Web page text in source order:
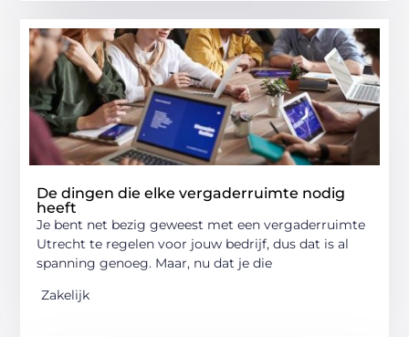
De dingen die elke vergaderruimte nodig
heeft
Je bent net bezig geweest met een vergaderruimte
Utrecht te regelen voor jouw bedrijf, dus dat is al
spanning genoeg. Maar, nu dat je die
Zakelijk